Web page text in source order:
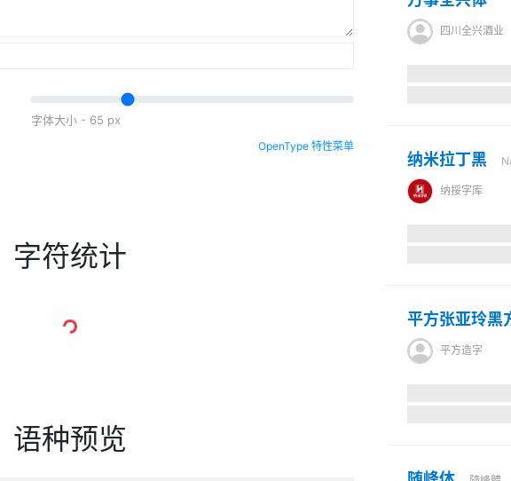
字体大小 - 65 px
OpenType 特性菜单
字符统计
语种预览
四川全兴酒业
纳米拉丁黑
纳挼字库
平方张亚玲黑
平方造字